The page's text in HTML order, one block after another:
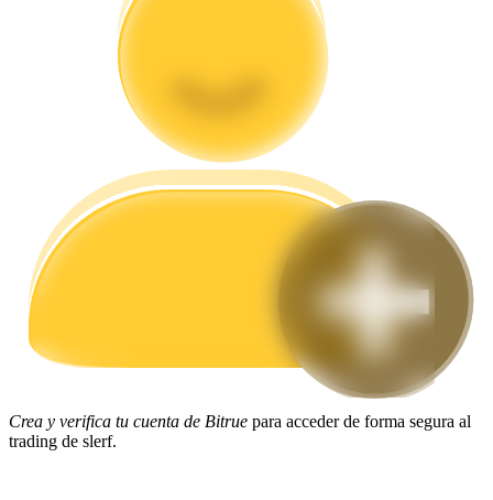
Guía de inicio de futuros
Aprenda cómo mantenerse rentable
Crea y verifica tu cuenta de Bitrue para acceder de forma segura al
trading de slerf.